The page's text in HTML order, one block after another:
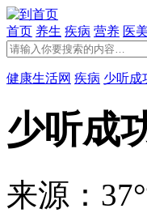
首页 养生 疾病 营养 医美
健康生活网 疾病 少听成
少听成
来源：